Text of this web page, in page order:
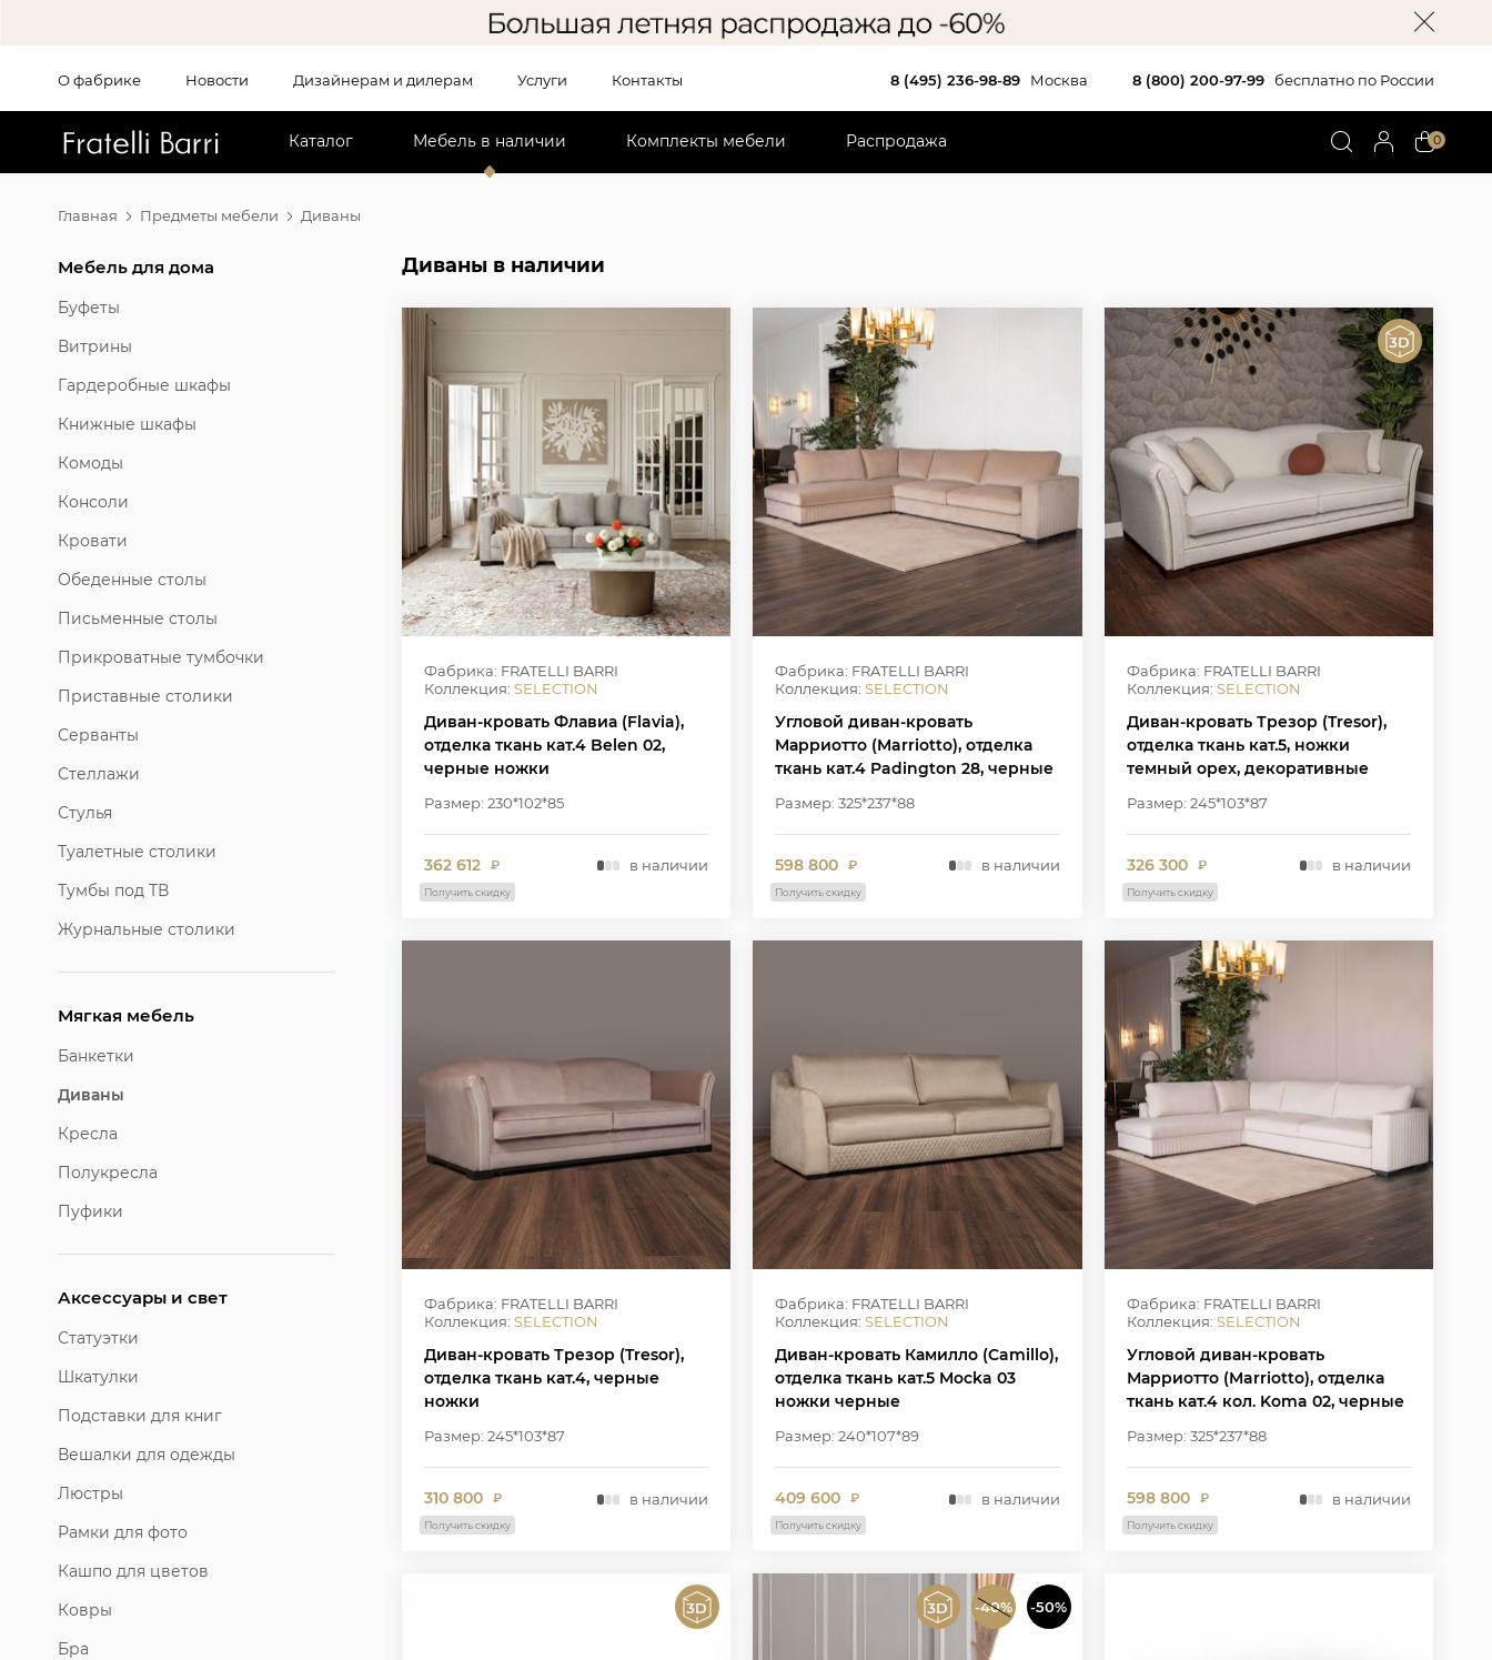
О фабрике Новости Дизайнерам и дилерам Услуги Контакты 8 (495) 236-98-89 Москва 8 (800) 200-97-99 бесплатно по России
Каталог Мебель в наличии Комплекты мебели Распродажа 0
Главная Предметы мебели Диваны
Мебель для дома
Буфеты
Витрины
Гардеробные шкафы
Книжные шкафы
Комоды
Консоли
Кровати
Обеденные столы
Письменные столы
Прикроватные тумбочки
Приставные столики
Серванты
Стеллажи
Стулья
Туалетные столики
Тумбы под ТВ
Журнальные столики
Мягкая мебель
Банкетки
Диваны
Кресла
Полукресла
Пуфики
Аксессуары и свет
Статуэтки
Шкатулки
Подставки для книг
Вешалки для одежды
Люстры
Рамки для фото
Кашпо для цветов
Ковры
Бра
Диваны в наличии
Фабрика: FRATELLI BARRI
Коллекция: SELECTION
Диван-кровать Флавиа (Flavia),
отделка ткань кат.4 Belen 02,
черные ножки
Размер: 230*102*85
362 612 ₽ в наличии
Получить скидку
Фабрика: FRATELLI BARRI
Коллекция:SELECTION
Угловой диван-кровать
Марриотто (Marriotto), отделка
ткань кат.4 Padington 28, черные
Размер: 325*237*88
598 800 ₽ в наличии
Получить скидку
Фабрика: FRATELLI BARRI
Коллекция: SELECTION
Диван-кровать Трезор (Tresor),
отделка ткань кат.5, ножки
темный орех, декоративные
Размер: 245*103*87
326 300 ₽ в наличии
Получить скидку
Фабрика: FRATELLI BARRI
Коллекция: SELECTION
Диван-кровать Трезор (Tresor),
отделка ткань кат.4, черные
ножки
Размер: 245*103*87
310 800 ₽ в наличии
Получить скидку
Фабрика: FRATELLI BARRI
Коллекция:SELECTION
Диван-кровать Камилло (Camillo),
отделка ткань кат.5 Mocka 03
ножки черные
Размер: 240*107*89
409 600 ₽ в наличии
Получить скидку
Фабрика: FRATELLI BARRI
Коллекция: SELECTION
Угловой диван-кровать
Марриотто (Marriotto), отделка
ткань кат.4 кол. Koma 02, черные
Размер: 325*237*88
598 800 ₽ в наличии
Получить скидку
-40% -50%